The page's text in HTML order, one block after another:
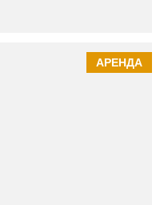
АРЕНДА